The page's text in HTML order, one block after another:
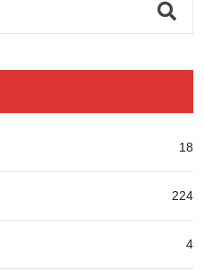
18
224
4